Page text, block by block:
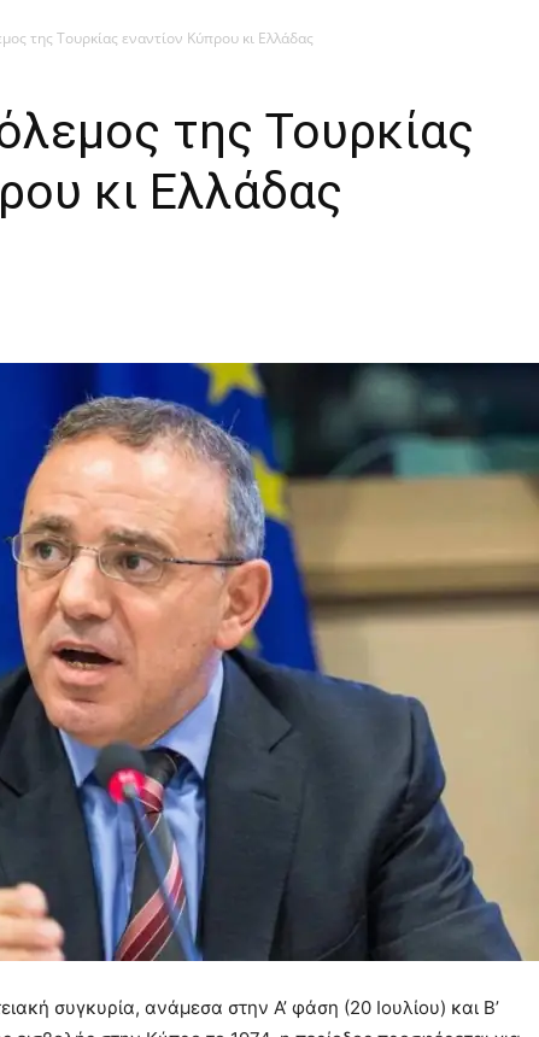
της Τουρκίας εναντίον Κύπρου κι Ελλάδας
της Τουρκίας
κι Ελλάδας
συγκυρία, ανάμεσα στην Α’ φάση (20 Ιουλίου) και Β’